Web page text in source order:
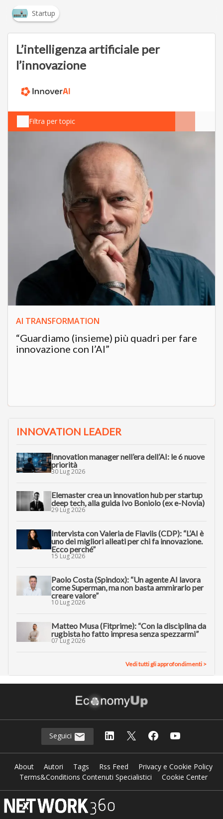
Startup
L’intelligenza artificiale per
l’innovazione
Filtra per topic
AI TRANSFORMATION
“Guardiamo (insieme) più quadri per fare
innovazione con l’AI”
INNOVATION LEADER
Innovation manager nell’era dell’AI: le 6 nuove
priorità
30 Lug 2026
Elemaster crea un innovation hub per startup
deep tech, alla guida Ivo Boniolo (ex e-Novia)
29 Lug 2026
Intervista con Valeria de Flaviis (CDP): “L’AI è
uno dei migliori alleati per chi fa innovazione.
Ecco perché”
15 Lug 2026
Paolo Costa (Spindox): “Un agente AI lavora
come Superman, ma non basta ammirarlo per
creare valore”
10 Lug 2026
Matteo Musa (Fitprime): “Con la disciplina da
rugbista ho fatto impresa senza spezzarmi”
07 Lug 2026
Vedi tutti gli approfondimenti >
Seguici
About Autori Tags Rss Feed
Privacy e Cookie Policy
Terms&Conditions Contenuti Specialistici
Cookie Center